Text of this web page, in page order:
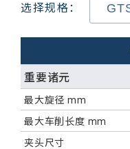
选择规格：
重要诸元
最大旋径 mm
最大车削长度 mm
夹头尺寸